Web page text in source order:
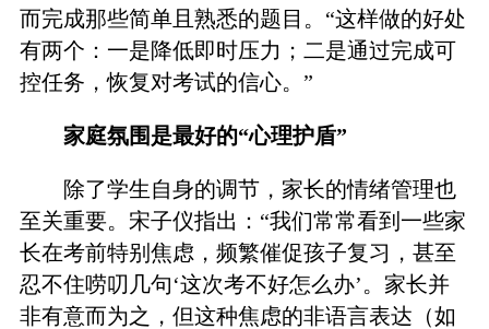
而完成那些简单且熟悉的题目。“这样做的好处
有两个：一是降低即时压力；二是通过完成可
控任务，恢复对考试的信心。”
家庭氛围是最好的“心理护盾”
除了学生自身的调节，家长的情绪管理也
至关重要。宋子仪指出：“我们常常看到一些家
长在考前特别焦虑，频繁催促孩子复习，甚至
忍不住唠叨几句‘这次考不好怎么办’。家长并
非有意而为之，但这种焦虑的非语言表达（如